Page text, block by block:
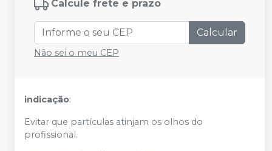
Calcule frete e prazo
Calcular
Não sei o meu CEP
indicação:
Evitar que partículas atinjam os olhos do
profissional.